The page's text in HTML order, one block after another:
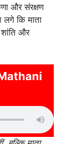
और संरक्षण
कि माता
और